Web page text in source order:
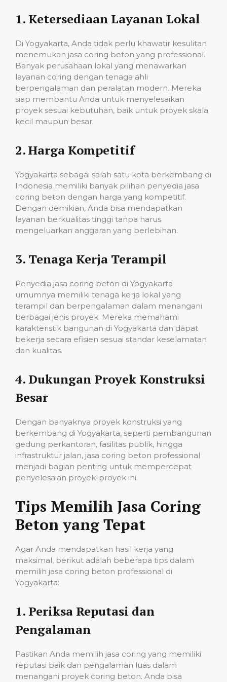
1. Ketersediaan Layanan Lokal
Di Yogyakarta, Anda tidak perlu khawatir kesulitan
menemukan jasa coring beton yang professional.
Banyak perusahaan lokal yang menawarkan
layanan coring dengan tenaga ahli
berpengalaman dan peralatan modern. Mereka
siap membantu Anda untuk menyelesaikan
proyek sesuai kebutuhan, baik untuk proyek skala
kecil maupun besar.
2.Harga Kompetitif
Yogyakarta sebagai salah satu kota berkembang di
Indonesia memiliki banyak pilihan penyedia jasa
coring beton dengan harga yang kompetitif.
Dengan demikian, Anda bisa mendapatkan
layanan berkualitas tinggi tanpa harus
mengeluarkan anggaran yang berlebihan.
3. Tenaga Kerja Terampil
Penyedia jasa coring beton di Yogyakarta
umumnya memiliki tenaga kerja lokal yang
terampil dan berpengalaman dalam menangani
berbagai jenis proyek. Mereka memahami
karakteristik bangunan di Yogyakarta dan dapat
bekerja secara efisien sesuai standar keselamatan
dan kualitas.
4. Dukungan Proyek Konstruksi
Besar
Dengan banyaknya proyek konstruksi yang
berkembang di Yogyakarta, seperti pembangunan
gedung perkantoran, fasilitas publik, hingga
infrastruktur jalan, jasa coring beton professional
menjadi bagian penting untuk mempercepat
penyelesaian proyek-proyek ini.
Tips Memilih Jasa Coring
Beton yang Tepat
Agar Anda mendapatkan hasil kerja yang
maksimal, berikut adalah beberapa tips dalam
memilih jasa coring beton professional di
Yogyakarta:
1. Periksa Reputasi dan
Pengalaman
Pastikan Anda memilih jasa coring yang memiliki
reputasi baik dan pengalaman luas dalam
menangani proyek coring beton. Anda bisa